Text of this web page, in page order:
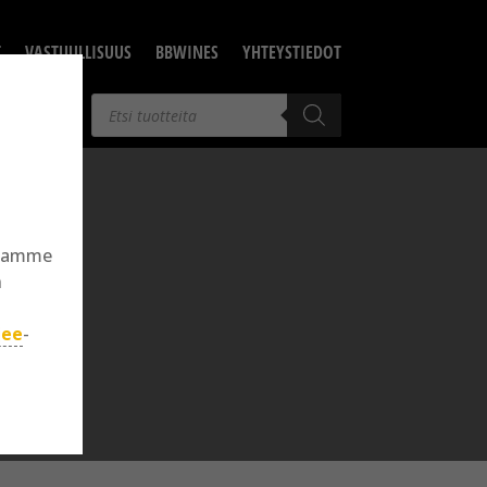
VASTUULLISUUS BBWINES YHTEYSTIEDOT
Products
search
-